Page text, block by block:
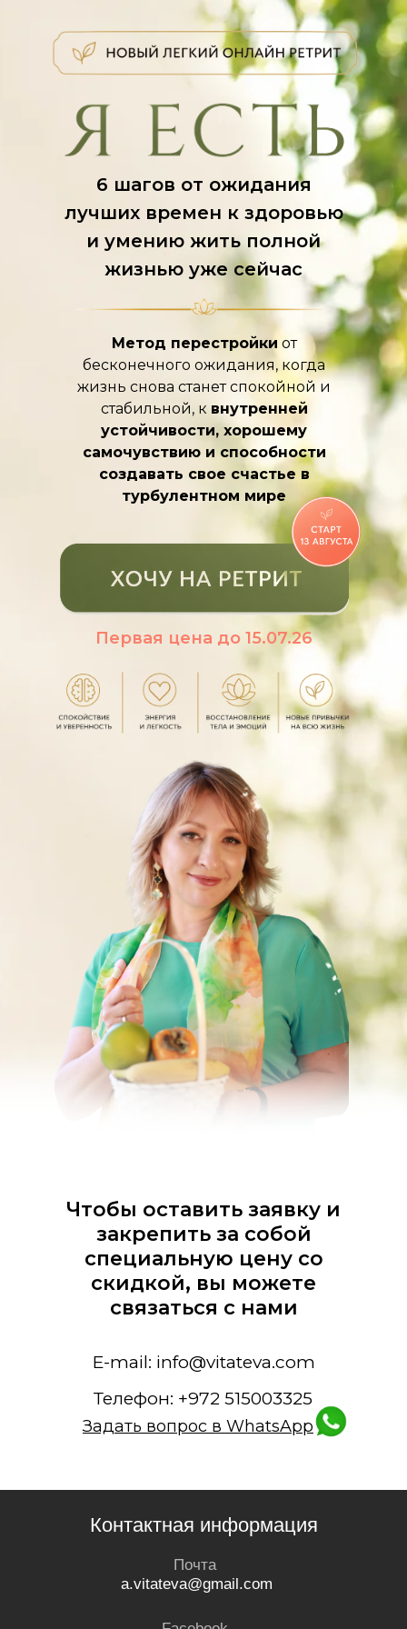
6 шагов от ожидания
лучших времен к здоровью
и умению жить полной
жизнью уже сейчас
Метод перестройки от
бесконечного ожидания, когда
жизнь снова станет спокойной и
стабильной, к внутренней
устойчивости, хорошему
самочувствию и способности
создавать свое счастье в
турбулентном мире
Первая цена до 15.07.26
Чтобы оставить заявку и
закрепить за собой
специальную цену со
скидкой, вы можете
связаться с нами
E-mail: info@vitateva.com
Телефон: +972 515003325
Задать вопрос в WhatsApp
Контактная информация
Почта
a.vitateva@gmail.com